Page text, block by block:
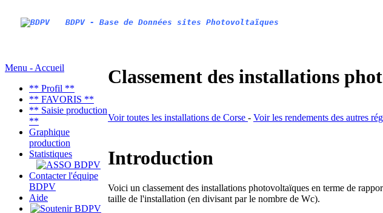
BDPV - Base de Données sites Photovoltaïques
Menu - Accueil
** Profil **
** FAVORIS **
** Saisie production
**
Graphique
production
Statistiques
Contacter l'équipe
BDPV
Aide
Classement des installations
Voir toutes les installations de Corse - Voir les rendements des autres
Introduction
Voici un classement des installations photovoltaïques en terme de
taille de l'installation (en divisant par le nombre de Wc).